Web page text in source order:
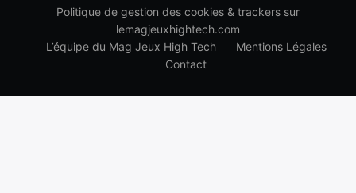
Politique de gestion des cookies & trackers sur
lemagjeuxhightech.com
L’équipe du Mag Jeux High Tech
Mentions Légales
Contact